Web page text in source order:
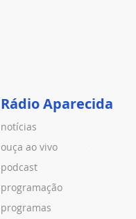
Rádio Aparecida
notícias
ouça ao vivo
podcast
programação
programas